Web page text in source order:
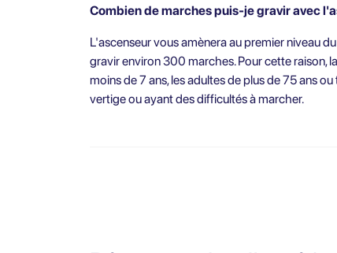
Combien de marches puis-je gravir avec
L'ascenseur vous amènera au premier niveau
gravir environ 300 marches. Pour cette raison,
moins de 7 ans, les adultes de plus de 75 ans
vertige ou ayant des difficultés à marcher.